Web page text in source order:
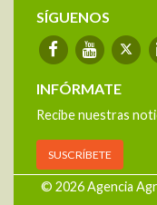
SÍGUENOS
INFÓRMATE
Recibe nuestras
SUSCRÍBETE
© 2026 Agencia